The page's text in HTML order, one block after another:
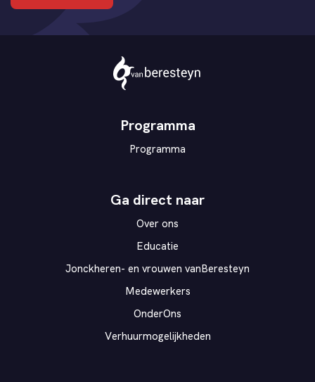
Theater
Programma
Programma
Ga direct naar
Over ons
Educatie
Jonckheren- en vrouwen vanBeresteyn
Medewerkers
OnderOns
Verhuurmogelijkheden